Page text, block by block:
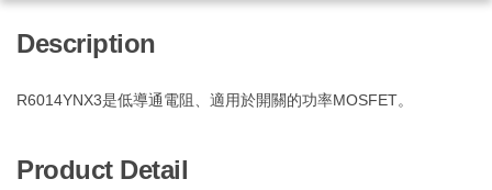
Description
R6014YNX3是低導通電阻、適用於開關的功率MOSFET。
Product Detail